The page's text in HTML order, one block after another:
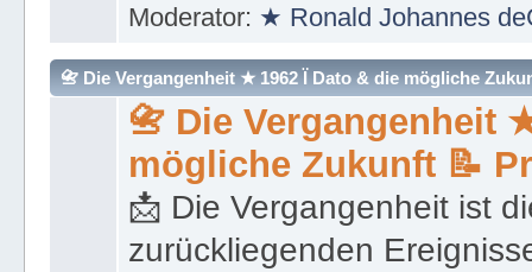
Moderator: ★ Ronald Johannes
📇 Die Vergangenheit ★ 1962 Ï Dato & die mögliche
📇 Die Vergangenheit
mögliche Zukunft 📝
📩 Die Vergangenheit ist
zurückliegenden